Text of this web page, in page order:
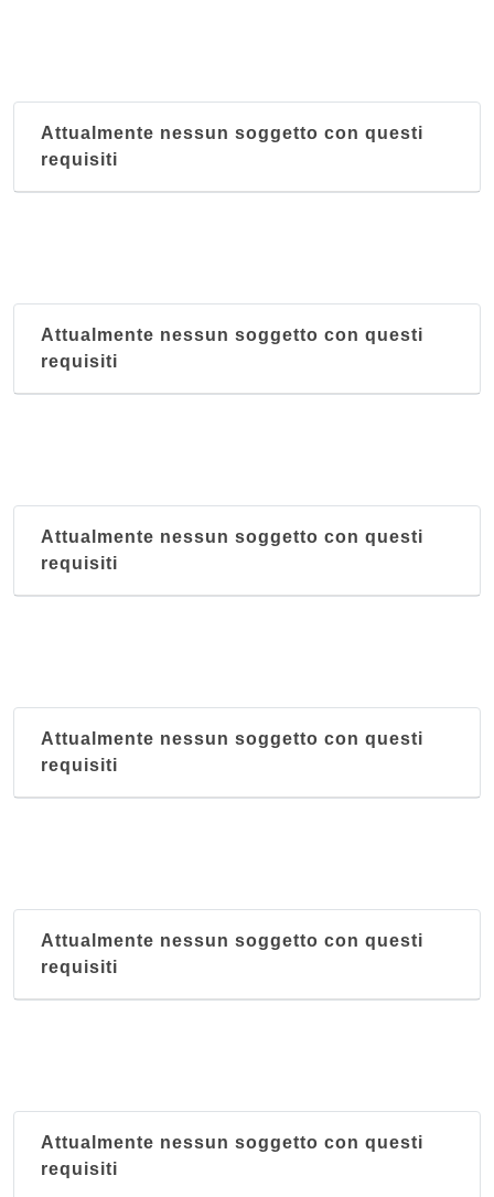
Attualmente nessun soggetto con questi
requisiti
Attualmente nessun soggetto con questi
requisiti
Attualmente nessun soggetto con questi
requisiti
Attualmente nessun soggetto con questi
requisiti
Attualmente nessun soggetto con questi
requisiti
Attualmente nessun soggetto con questi
requisiti